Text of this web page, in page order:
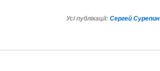
Усі публікації: Сергей Сурепин